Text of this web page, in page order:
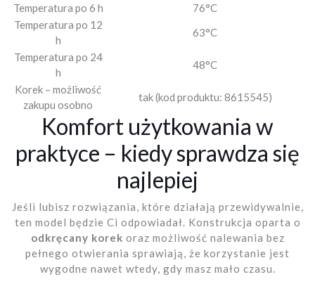
Temperatura po 6 h
76°C
Temperatura po 12
h
63°C
Temperatura po 24
h
48°C
Korek – możliwość
zakupu osobno
tak (kod produktu: 8615545)
Komfort użytkowania w
praktyce – kiedy sprawdza się
najlepiej
Jeśli lubisz rozwiązania, które działają przewidywalnie,
ten model będzie Ci odpowiadał. Konstrukcja oparta o
odkręcany korek oraz możliwość nalewania bez
pełnego otwierania sprawiają, że korzystanie jest
wygodne nawet wtedy, gdy masz mało czasu.